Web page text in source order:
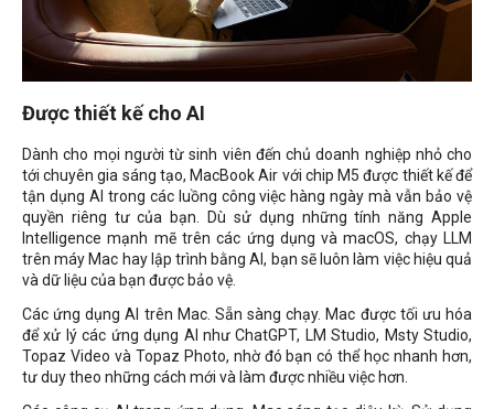
Được thiết kế cho AI
Dành cho mọi người từ sinh viên đến chủ doanh nghiệp nhỏ cho
tới chuyên gia sáng tạo, MacBook Air với chip M5 được thiết kế để
tận dụng AI trong các luồng công việc hàng ngày mà vẫn bảo vệ
quyền riêng tư của bạn. Dù sử dụng những tính năng Apple
Intelligence mạnh mẽ trên các ứng dụng và macOS, chạy LLM
trên máy Mac hay lập trình bằng AI, bạn sẽ luôn làm việc hiệu quả
và dữ liệu của bạn được bảo vệ.
Các ứng dụng AI trên Mac. Sẵn sàng chạy. Mac được tối ưu hóa
để xử lý các ứng dụng AI như ChatGPT, LM Studio, Msty Studio,
Topaz Video và Topaz Photo, nhờ đó bạn có thể học nhanh hơn,
tư duy theo những cách mới và làm được nhiều việc hơn.